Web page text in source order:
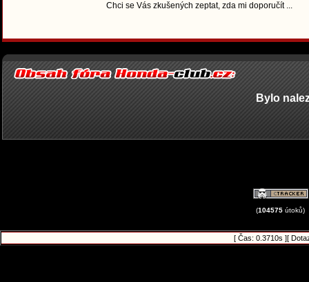
Chci se Vás zkušených zeptat, zda mi doporučít ...
Bylo
(104575 útoků)
[ Čas: 0.3710s ][